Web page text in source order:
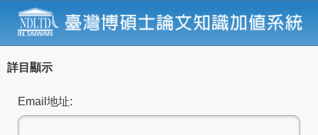
詳目顯示
Email地址: